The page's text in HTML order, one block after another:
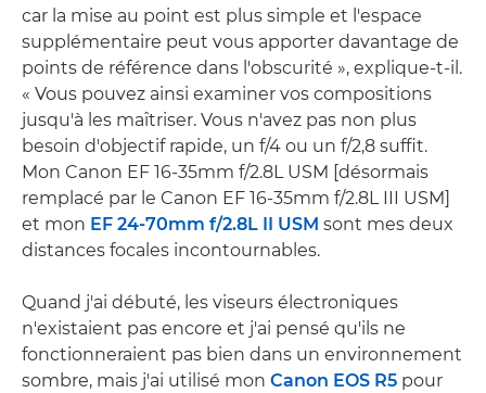
car la mise au point est plus simple et l'espace
supplémentaire peut vous apporter davantage de
points de référence dans l'obscurité », explique-t-il.
« Vous pouvez ainsi examiner vos compositions
jusqu'à les maîtriser. Vous n'avez pas non plus
besoin d'objectif rapide, un f/4 ou un f/2,8 suffit.
Mon Canon EF 16-35mm f/2.8L USM [désormais
remplacé par le Canon EF 16-35mm f/2.8L III USM]
et mon EF 24-70mm f/2.8L II USM sont mes deux
distances focales incontournables.
Quand j'ai débuté, les viseurs électroniques
n'existaient pas encore et j'ai pensé qu'ils ne
fonctionneraient pas bien dans un environnement
sombre, mais j'ai utilisé mon Canon EOS R5 pour